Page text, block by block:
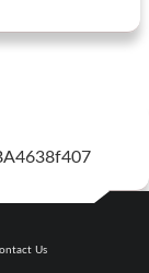
Us